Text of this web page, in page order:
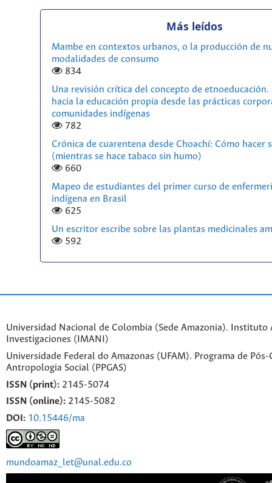
Más leídos
Mambe en contextos urbanos, o la producción de
modalidades de consumo
834
Una revisión crítica del concepto de etnoeducación.
hacia la educación propia desde las prácticas
comunidades indígenas
782
Crónica de cuarentena desde Choachí: Cómo hacer
(mientras se hace tabaco sin humo)
660
Mapeo de estudiantes del primer curso de
indígena en Brasil
625
Un escritor escribe sobre las plantas medicinales
592
Universidad Nacional de Colombia (Sede Amazonia). Instituto
Investigaciones (IMANI)
Universidade Federal do Amazonas (UFAM). Programa de Pós-
Antropologia Social (PPGAS)
ISSN (print): 2145-5074
ISSN (online): 2145-5082
DOI: 10.15446/ma
mundoamaz_let@unal.edu.co